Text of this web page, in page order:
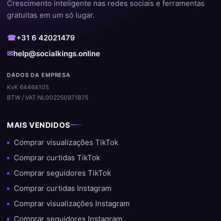
qualidade e satisfação do cliente. Com milhares de pedidos
recorrentes, sabemos exatamente o que funciona.
✔️ Processamento rápido e automático
✔️ Não é necessário senha
✔️ Suporte para dúvidas
✔️ Compatível com todas as principais plataformas
Experiência e expertise em
crescimento nas redes sociais
Crescimento inteligente nas redes sociais e ferramentas
gratuitas em um só lugar.
☎+31 6 42021479
✉help@socialkings.online
DADOS DA EMPRESA
KvK 64464105
BTW / VAT NL002250971B75
MAIS VENDIDOS
Comprar visualizações TikTok
Comprar curtidas TikTok
Comprar seguidores TikTok
Comprar curtidas Instagram
Comprar visualizações Instagram
Comprar seguidores Instagram